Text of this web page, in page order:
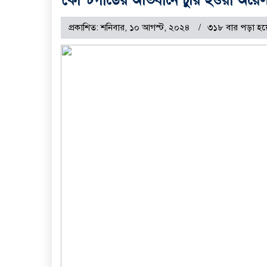
প্রকাশিত: শনিবার, ১০ আগস্ট, ২০২৪ ৩১৮ বার পড়া